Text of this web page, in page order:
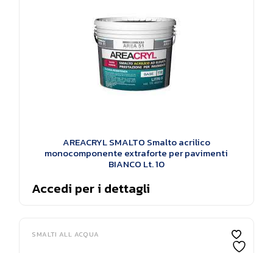
AREACRYL SMALTO Smalto acrilico
monocomponente extraforte per pavimenti
BIANCO Lt. 10
Accedi per i dettagli
SMALTI ALL ACQUA